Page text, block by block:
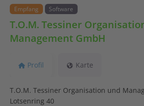
Empfang Software
T.O.M. Tessiner
Management GmbH
Profil Karte
T.O.M. Tessiner Organisation und
Lotsenring 40